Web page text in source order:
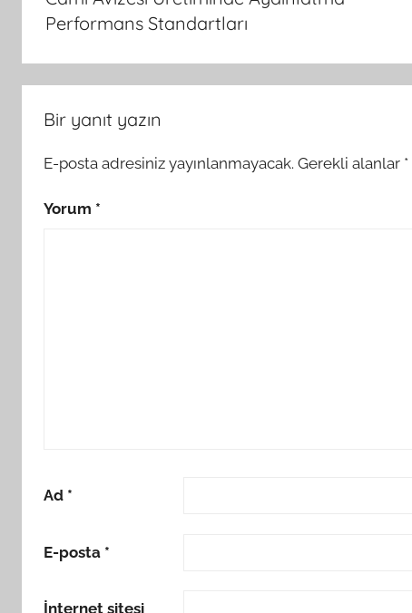
Performans Standartları
Bir yanıt yazın
E-posta adresiniz yayınlanmayacak. Gerekli alanlar *
Yorum *
Ad *
E-posta *
İnternet sitesi